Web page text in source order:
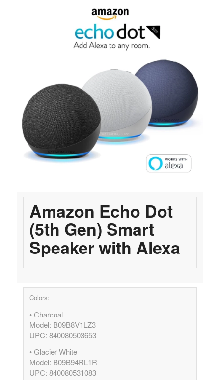
Amazon Echo Dot
(5th Gen) Smart
Speaker with Alexa
Colors:
• Charcoal
Model: B09B8V1LZ3
UPC: 840080503653
• Glacier White
Model: B09B94RL1R
UPC: 840080531083